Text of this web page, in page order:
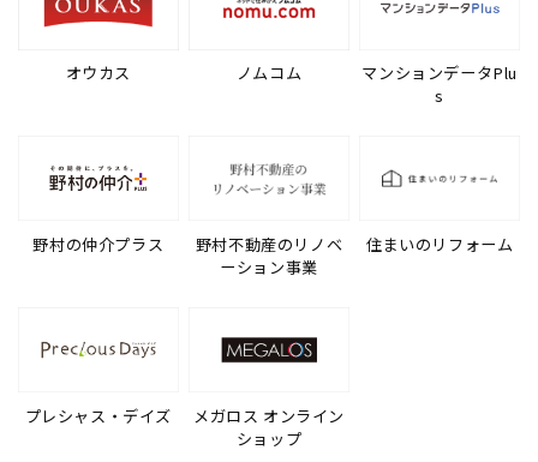
オウカス ノムコム
マンションデータPlu
s
野村の仲介プラス
野村不動産のリノベ
ーション事業
住まいのリフォーム
プレシャス・デイズ
メガロス オンライン
ショップ